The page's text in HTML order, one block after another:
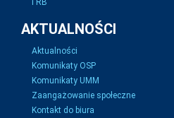
i RB
AKTUALNOŚCI
Aktualności
Komunikaty OSP
Komunikaty UMM
Zaangażowanie społeczne
Kontakt do biura